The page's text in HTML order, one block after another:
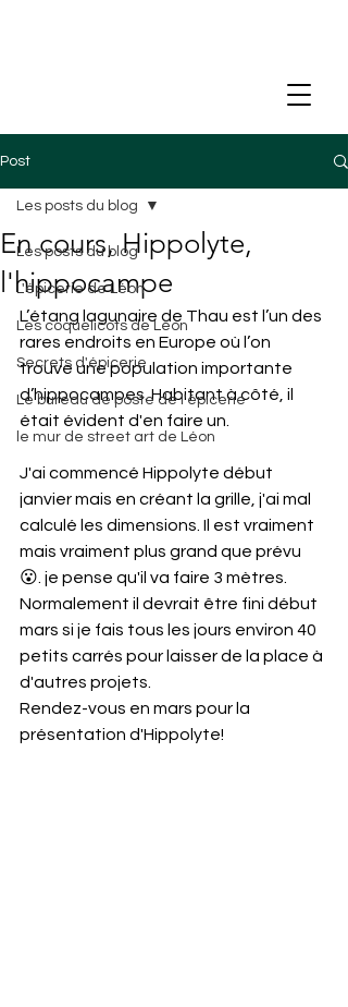
Post
Les posts du blog
L'épicerie de Léon
Les coquelicots de Léon
Secrets d'épicerie
Le bureau de poste de l'épicerie
le mur de street art de Léon
Les posts du blog
En cours, Hippolyte,
l'hippocampe
L’étang lagunaire de Thau est l’un des
rares endroits en Europe où l’on
trouve une population importante
d’hippocampes. Habitant à côté, il
était évident d'en faire un.
J'ai commencé Hippolyte début
janvier mais en créant la grille, j'ai mal
calculé les dimensions. Il est vraiment
mais vraiment plus grand que prévu
😮. je pense qu'il va faire 3 mètres.
Normalement il devrait être fini début
mars si je fais tous les jours environ 40
petits carrés pour laisser de la place à
d'autres projets.
Rendez-vous en mars pour la
présentation d'Hippolyte!